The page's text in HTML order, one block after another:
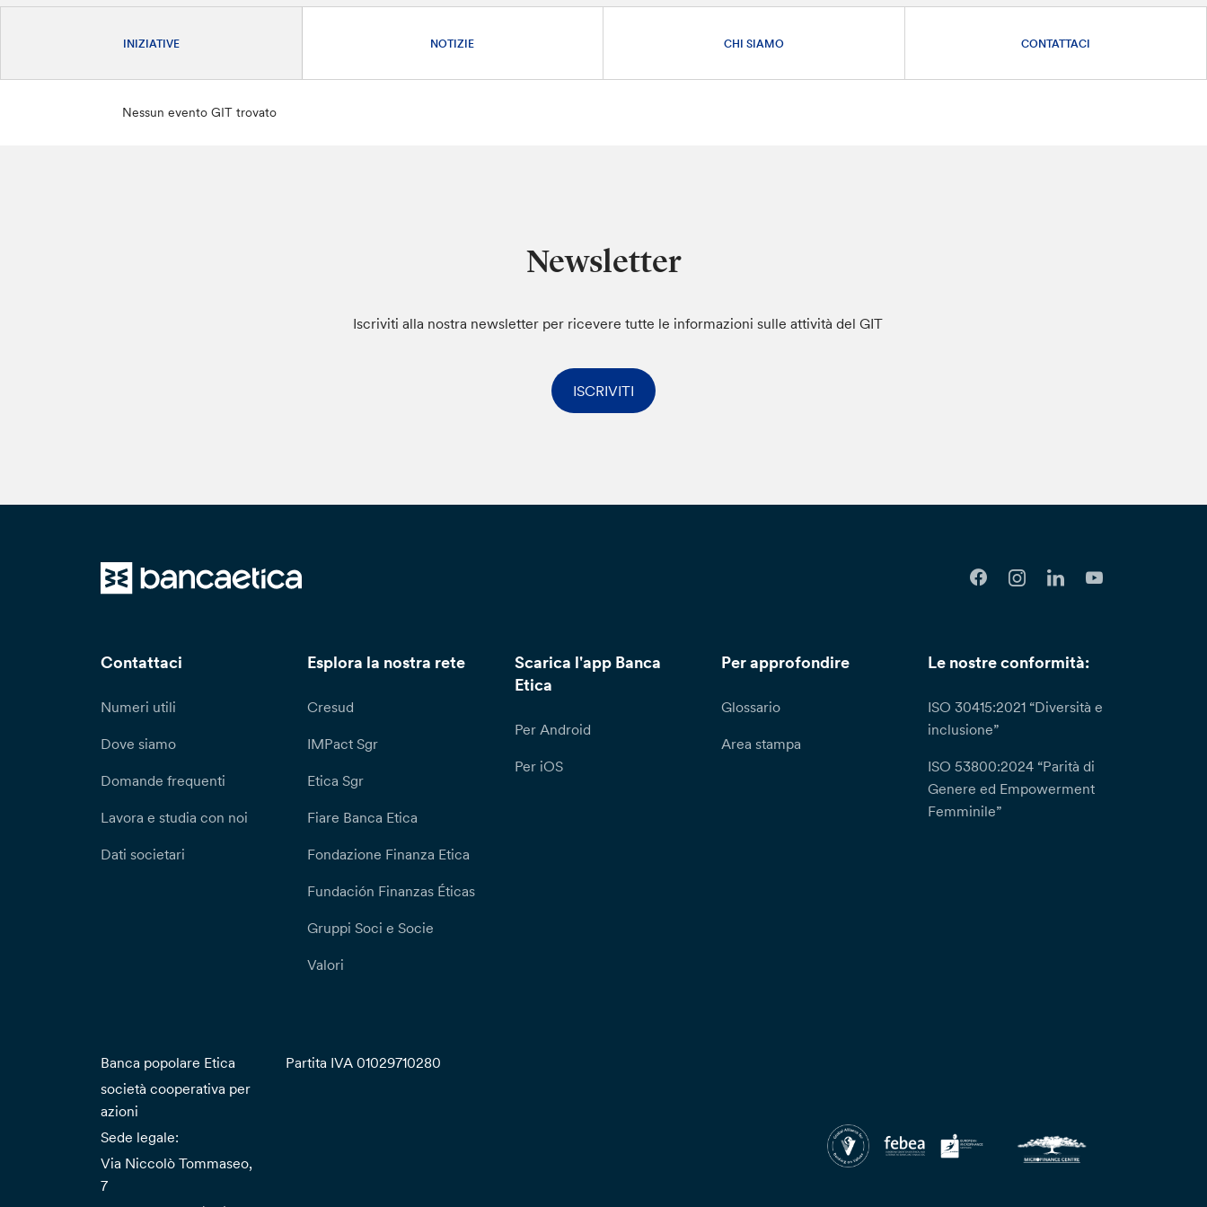
INIZIATIVE NOTIZIE CHI SIAMO CONTATTACI
Nessun evento GIT trovato
Newsletter
Iscriviti alla nostra newsletter per ricevere tutte le informazioni sulle attività del GIT
ISCRIVITI
Contattaci
Numeri utili
Dove siamo
Domande frequenti
Lavora e studia con noi
Dati societari
Esplora la nostra rete
Cresud
IMPact Sgr
Etica Sgr
Fiare Banca Etica
Fondazione Finanza Etica
Fundación Finanzas Éticas
Gruppi Soci e Socie
Valori
Scarica l'app Banca
Etica
Per Android
Per iOS
Per approfondire
Glossario
Area stampa
Le nostre conformità:
ISO 30415:2021 “Diversità e
inclusione”
ISO 53800:2024 “Parità di
Genere ed Empowerment
Femminile”
Banca popolare Etica
società cooperativa per
azioni
Sede legale:
Via Niccolò Tommaseo,
7
Partita IVA 01029710280